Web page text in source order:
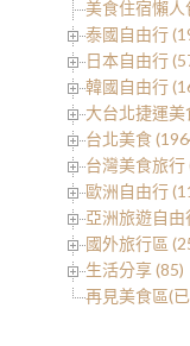
美食住宿懶人
泰國自由行
日本自由行
韓國自由行
大台北捷運美
台北美食
台灣美食旅行
歐洲自由行
亞洲旅遊自由
國外旅行區
生活分享 (85)
再見美食區(